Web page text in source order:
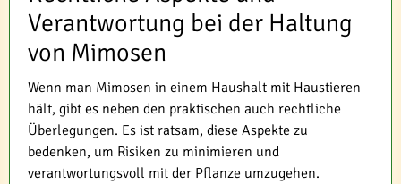
Verantwortung bei der Haltung
von Mimosen
Wenn man Mimosen in einem Haushalt mit Haustieren
hält, gibt es neben den praktischen auch rechtliche
Überlegungen. Es ist ratsam, diese Aspekte zu
bedenken, um Risiken zu minimieren und
verantwortungsvoll mit der Pflanze umzugehen.